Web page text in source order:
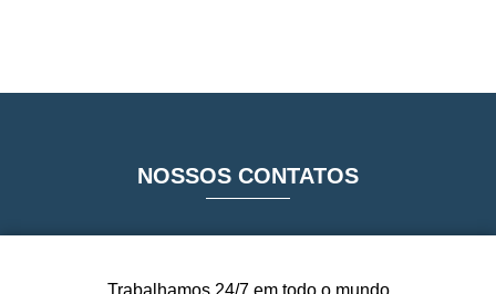
NOSSOS CONTATOS
Trabalhamos 24/7 em todo o mundo